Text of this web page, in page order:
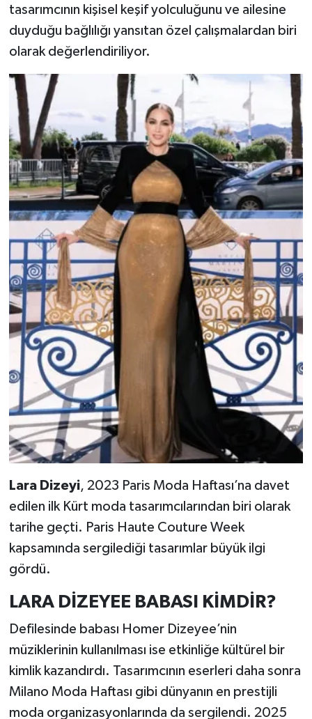
tasarımcının kişisel keşif yolculuğunu ve ailesine
duyduğu bağlılığı yansıtan özel çalışmalardan biri
olarak değerlendiriliyor.
Lara Dizeyi, 2023 Paris Moda Haftası’na davet
edilen ilk Kürt moda tasarımcılarından biri olarak
tarihe geçti. Paris Haute Couture Week
kapsamında sergilediği tasarımlar büyük ilgi
gördü.
LARA DİZEYEE BABASI KİMDİR?
Defilesinde babası Homer Dizeyee’nin
müziklerinin kullanılması ise etkinliğe kültürel bir
kimlik kazandırdı. Tasarımcının eserleri daha sonra
Milano Moda Haftası gibi dünyanın en prestijli
moda organizasyonlarında da sergilendi. 2025